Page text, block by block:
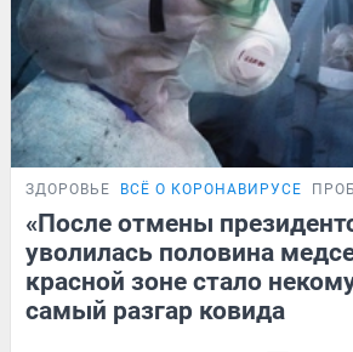
ЗДОРОВЬЕ ВСЁ О КОРОНАВИРУСЕ
«После отмены
уволилась половина
красной зоне стало
самый разгар ковида